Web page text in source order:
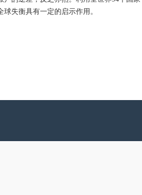
失衡具有一定的启示作用。